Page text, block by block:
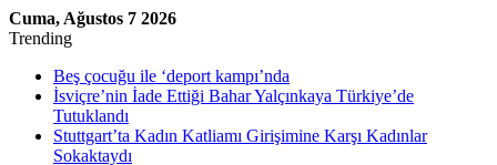
Cuma, Ağustos 7 2026
Trending
Beş çocuğu ile ‘deport kampı’nda
İsviçre’nin İade Ettiği Bahar Yalçınkaya Türkiye’de
Tutuklandı
Stuttgart’ta Kadın Katliamı Girişimine Karşı Kadınlar
Sokaktaydı